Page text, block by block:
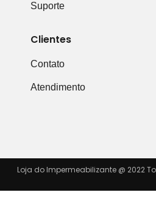
Suporte
Clientes
Contato
Atendimento
Loja do Impermeabilizante @ 2022